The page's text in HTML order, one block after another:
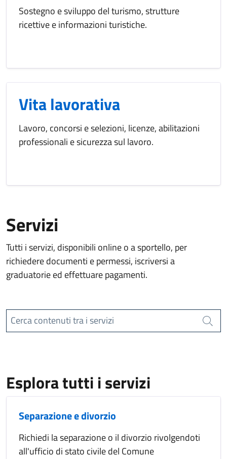
Sostegno e sviluppo del turismo, strutture
ricettive e informazioni turistiche.
Vita lavorativa
Lavoro, concorsi e selezioni, licenze, abilitazioni
professionali e sicurezza sul lavoro.
Servizi
Tutti i servizi, disponibili online o a sportello, per
richiedere documenti e permessi, iscriversi a
graduatorie ed effettuare pagamenti.
Cerca contenuti tra i servizi
Cerca
Esplora tutti i servizi
Separazione e divorzio
Richiedi la separazione o il divorzio rivolgendoti
all'ufficio di stato civile del Comune